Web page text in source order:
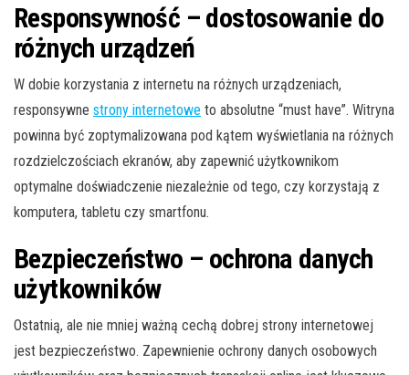
Responsywność – dostosowanie do
różnych urządzeń
W dobie korzystania z internetu na różnych urządzeniach,
responsywne strony internetowe to absolutne “must have”. Witryna
powinna być zoptymalizowana pod kątem wyświetlania na różnych
rozdzielczościach ekranów, aby zapewnić użytkownikom
optymalne doświadczenie niezależnie od tego, czy korzystają z
komputera, tabletu czy smartfonu.
Bezpieczeństwo – ochrona danych
użytkowników
Ostatnią, ale nie mniej ważną cechą dobrej strony internetowej
jest bezpieczeństwo. Zapewnienie ochrony danych osobowych